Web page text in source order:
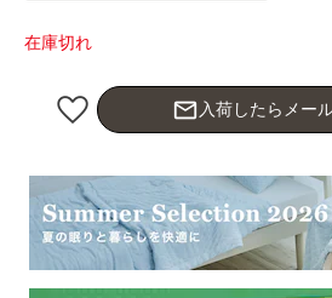
在庫切れ
mail_outline入荷したらメー